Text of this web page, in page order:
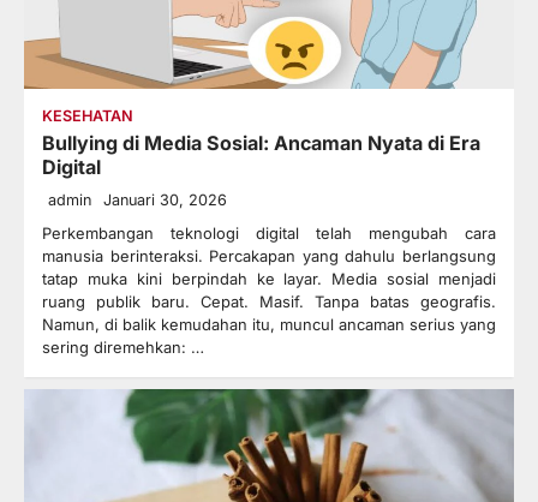
KESEHATAN
Bullying di Media Sosial: Ancaman Nyata di Era
Digital
admin Januari 30, 2026
Perkembangan teknologi digital telah mengubah cara
manusia berinteraksi. Percakapan yang dahulu berlangsung
tatap muka kini berpindah ke layar. Media sosial menjadi
ruang publik baru. Cepat. Masif. Tanpa batas geografis.
Namun, di balik kemudahan itu, muncul ancaman serius yang
sering diremehkan: …